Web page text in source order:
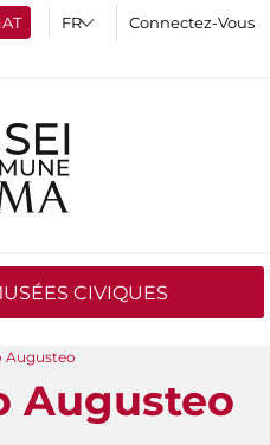
Connectez-Vous
CIVIQUES
Augusteo
Augusteo